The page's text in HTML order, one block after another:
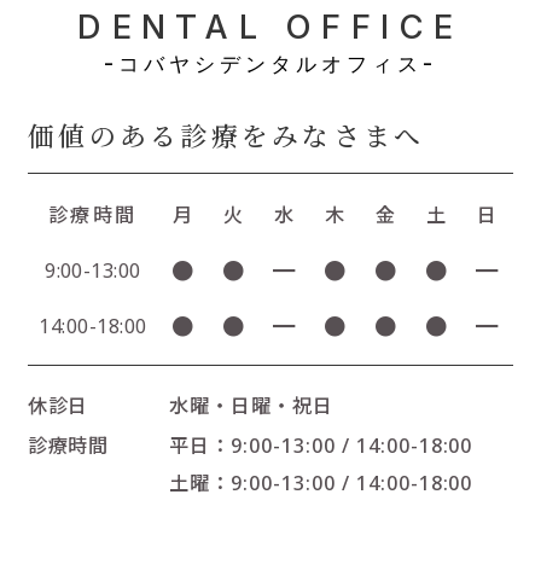
DENTAL OFFICE
-コバヤシデンタルオフィス-
価値のある診療をみなさまへ
診療時間 月 火 水 木 金 土 日
9:00-13:00 ● ● ━ ● ● ● ━
14:00-18:00 ● ● ━ ● ● ● ━
休診日
水曜・日曜・祝日
診療時間
平日：9:00-13:00 / 14:00-18:00
土曜：9:00-13:00 / 14:00-18:00